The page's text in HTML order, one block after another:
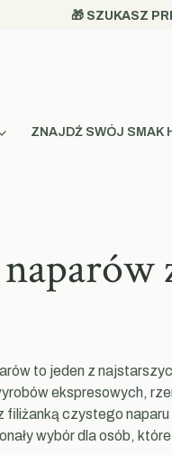
🎁 SZUKASZ
ZNAJDŹ SWÓJ SMAK
to jeden z
ekspresowych,
czystego
wybór dla osób,